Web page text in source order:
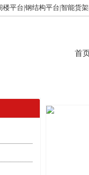
平台|钢结构平台|智能货
首